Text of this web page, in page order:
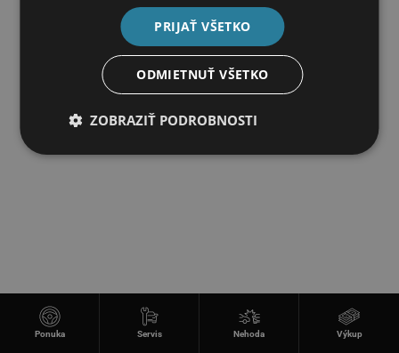
Ponuka Servis Nehoda Výkup
PRIJAŤ VŠETKO
ODMIETNUŤ VŠETKO
ZOBRAZIŤ PODROBNOSTI